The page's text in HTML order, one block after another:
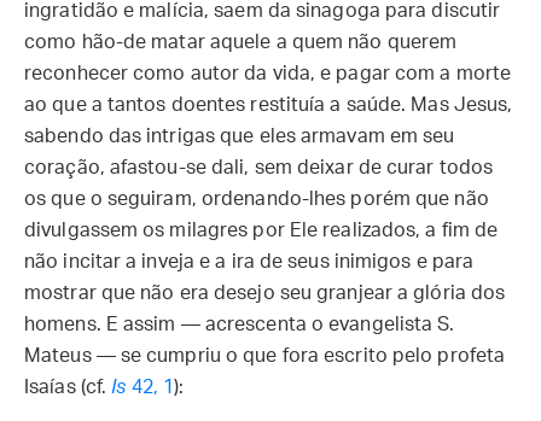
ingratidão e malícia, saem da sinagoga para discutir
como hão-de matar aquele a quem não querem
reconhecer como autor da vida, e pagar com a morte
ao que a tantos doentes restituía a saúde. Mas Jesus,
sabendo das intrigas que eles armavam em seu
coração, afastou-se dali, sem deixar de curar todos
os que o seguiram, ordenando-lhes porém que não
divulgassem os milagres por Ele realizados, a fim de
não incitar a inveja e a ira de seus inimigos e para
mostrar que não era desejo seu granjear a glória dos
homens. E assim — acrescenta o evangelista S.
Mateus — se cumpriu o que fora escrito pelo profeta
Isaías (cf. Is 42, 1):